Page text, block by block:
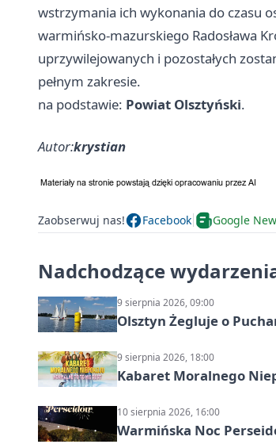
wstrzymania ich wykonania do czasu
warmińsko-mazurskiego Radosława
uprzywilejowanych i pozostałych
pełnym zakresie.
na podstawie: Powiat Olsztyński.
Autor:krystian
Zaobserwuj nas! Facebook Google
Nadchodzące
9 sierpnia 2026, 09:00
Olsztyn Żegluje o
9 sierpnia 2026, 18:00
Kabaret Moralnego
10 sierpnia 2026, 16:00
Warmińska Noc